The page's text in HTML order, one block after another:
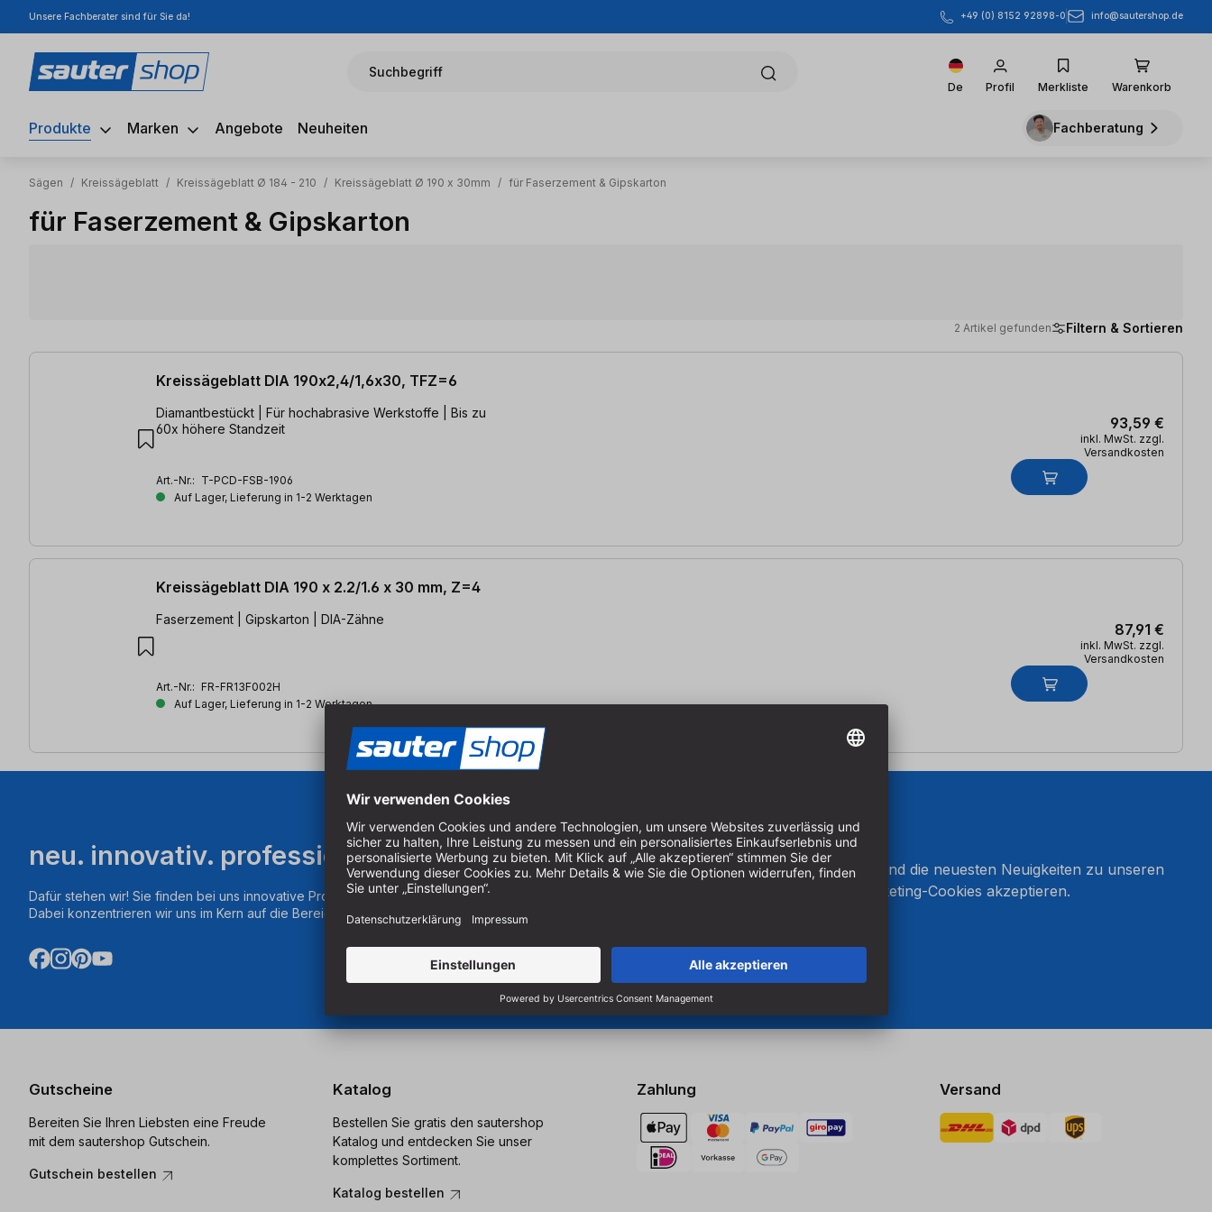
Hauptinhalt springen
Zur Suche springen
Zur Hauptnavigation springen
Unsere Fachberater sind für Sie da! +49 (0) 8152 92898-0 info@sautershop.de
Suchbegriff
De Profil Merkliste Warenkorb
Produkte Marken Angebote Neuheiten Fachberatung
Sägen / Kreissägeblatt / Kreissägeblatt Ø 184 - 210 / Kreissägeblatt Ø 190 x 30mm / für Faserzement & Gipskarton
für Faserzement & Gipskarton
2 Artikel gefunden Filtern & Sortieren
2 Artikel gefunden
Kreissägeblatt DIA 190x2,4/1,6x30, TFZ=6
Diamantbestückt | Für hochabrasive Werkstoffe | Bis zu
60x höhere Standzeit
Art.-Nr.: T-PCD-FSB-1906
Auf Lager, Lieferung in 1-2 Werktagen
93,59 €
inkl. MwSt. zzgl.
Versandkosten
Kreissägeblatt DIA 190 x 2.2/1.6 x 30 mm, Z=4
Faserzement | Gipskarton | DIA-Zähne
Art.-Nr.: FR-FR13F002H
Auf Lager, Lieferung in 1-2 Werktagen
87,91 €
inkl. MwSt. zzgl.
Versandkosten
neu. innovativ. professionell.
Dafür stehen wir! Sie finden bei uns innovative Produkte aus der Holzbearbeitung.
Dabei konzentrieren wir uns im Kern auf die Bereiche Fräsen, Sägen und Bohren.
Um unseren Newsletter zu abonnieren und die neuesten Neuigkeiten zu unseren
Produkten zu erhalten, müssen Sie Marketing-Cookies akzeptieren.
Gutscheine
Bereiten Sie Ihren Liebsten eine Freude
mit dem sautershop Gutschein.
Gutschein bestellen
Katalog
Bestellen Sie gratis den sautershop
Katalog und entdecken Sie unser
komplettes Sortiment.
Katalog bestellen
Zahlung Versand